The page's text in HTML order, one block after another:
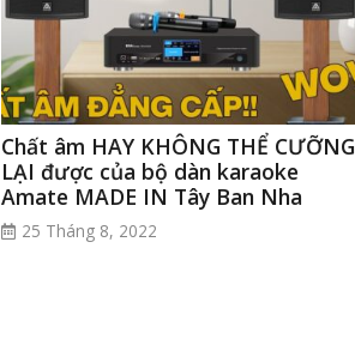
Chất âm HAY KHÔNG THỂ CƯỠNG
LẠI được của bộ dàn karaoke
Amate MADE IN Tây Ban Nha
25 Tháng 8, 2022